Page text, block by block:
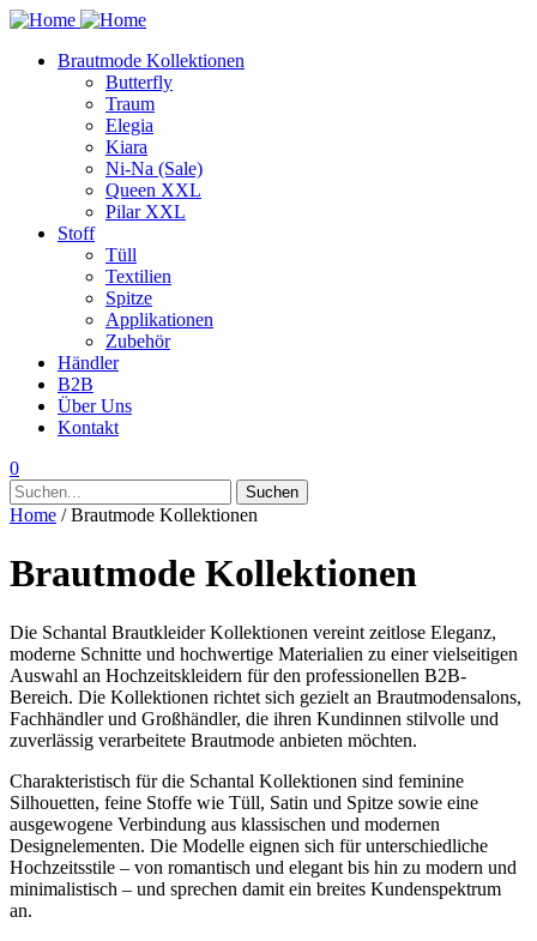
Brautmode Kollektionen
Butterfly
Traum
Elegia
Kiara
Ni-Na (Sale)
Queen XXL
Pilar XXL
Stoff
Tüll
Textilien
Spitze
Applikationen
Zubehör
Händler
B2B
Über Uns
Kontakt
0
Suchen
nach:
Suchen
Home / Brautmode Kollektionen
Brautmode Kollektionen
Die Schantal Brautkleider Kollektionen vereint zeitlose Eleganz,
moderne Schnitte und hochwertige Materialien zu einer vielseitigen
Auswahl an Hochzeitskleidern für den professionellen B2B-
Bereich. Die Kollektionen richtet sich gezielt an Brautmodensalons,
Fachhändler und Großhändler, die ihren Kundinnen stilvolle und
zuverlässig verarbeitete Brautmode anbieten möchten.
Charakteristisch für die Schantal Kollektionen sind feminine
Silhouetten, feine Stoffe wie Tüll, Satin und Spitze sowie eine
ausgewogene Verbindung aus klassischen und modernen
Designelementen. Die Modelle eignen sich für unterschiedliche
Hochzeitsstile – von romantisch und elegant bis hin zu modern und
minimalistisch – und sprechen damit ein breites Kundenspektrum
an.